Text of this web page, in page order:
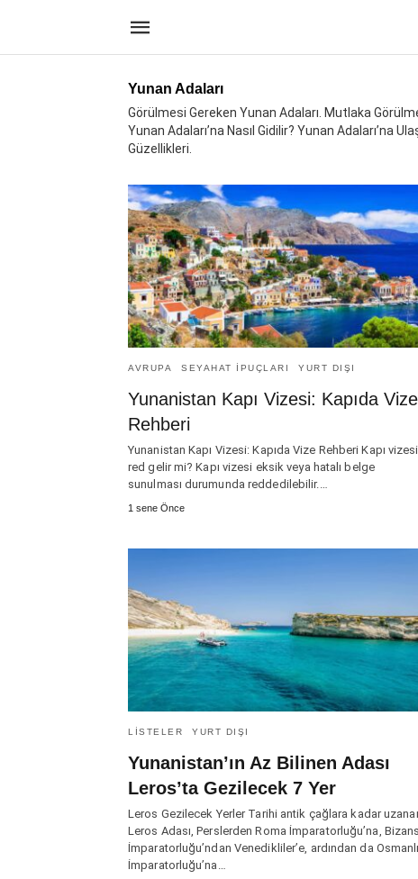
Yunan Adaları
Görülmesi Gereken Yunan Adaları. Mutlaka
Yunan Adaları’na Nasıl Gidilir? Yunan Adaları’na
Güzellikleri.
AVRUPA SEYAHAT İPUÇLARI YURT DIŞI
Yunanistan Kapı Vizesi: Kapıda Vize
Rehberi
Yunanistan Kapı Vizesi: Kapıda Vize Rehberi Kapı vizesi
red gelir mi? Kapı vizesi eksik veya hatalı belge
sunulması durumunda reddedilebilir.…
1 sene Önce
LISTELER YURT DIŞI
Yunanistan’ın Az Bilinen Adası
Leros’ta Gezilecek 7 Yer
Leros Gezilecek Yerler Tarihi antik çağlara kadar
Leros Adası, Perslerden Roma İmparatorluğu’na, Bizans
İmparatorluğu’ndan Venedikliler’e, ardından da Osmanlı
İmparatorluğu’na…